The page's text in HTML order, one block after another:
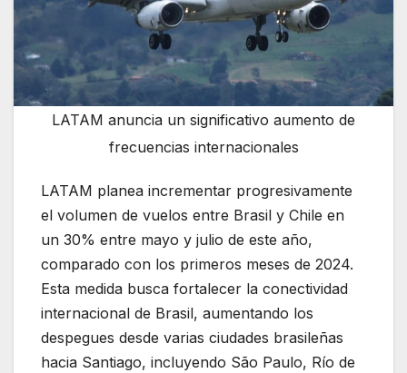
LATAM anuncia un significativo aumento de
frecuencias internacionales
LATAM planea incrementar progresivamente
el volumen de vuelos entre Brasil y Chile en
un 30% entre mayo y julio de este año,
comparado con los primeros meses de 2024.
Esta medida busca fortalecer la conectividad
internacional de Brasil, aumentando los
despegues desde varias ciudades brasileñas
hacia Santiago, incluyendo São Paulo, Río de